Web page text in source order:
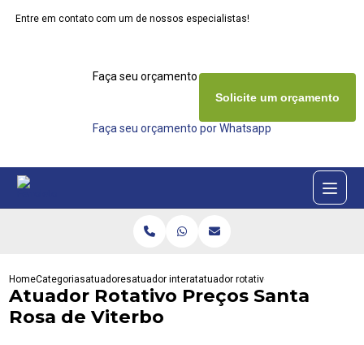
Entre em contato com um de nossos especialistas!
Faça seu orçamento agora mesmo
Faça seu orçamento por Whatsapp
Solicite um orçamento
HomeCategoriasatuadoresatuador interativaatuador rotativo precos santa rosa
Atuador Rotativo Preços Santa
Rosa de Viterbo